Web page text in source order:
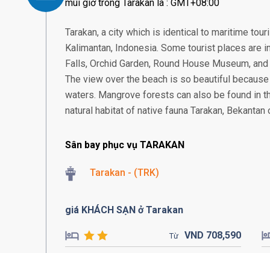
múi giờ trong Tarakan là : GMT+08:00
Tarakan, a city which is identical to maritime
Kalimantan, Indonesia. Some tourist places are
Falls, Orchid Garden, Round House Museum,
The view over the beach is so beautiful
waters. Mangrove forests can also be found in
natural habitat of native fauna Tarakan,
Sân bay phục vụ TARAKAN
Tarakan - (TRK)
giá KHÁCH SẠN ở Tarakan
Từ VND 708,590